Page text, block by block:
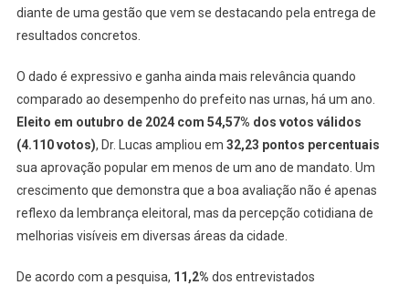
diante de uma gestão que vem se destacando pela entrega de
resultados concretos.
O dado é expressivo e ganha ainda mais relevância quando
comparado ao desempenho do prefeito nas urnas, há um ano.
Eleito em outubro de 2024 com 54,57% dos votos válidos
(4.110 votos), Dr. Lucas ampliou em 32,23 pontos percentuais
sua aprovação popular em menos de um ano de mandato. Um
crescimento que demonstra que a boa avaliação não é apenas
reflexo da lembrança eleitoral, mas da percepção cotidiana de
melhorias visíveis em diversas áreas da cidade.
De acordo com a pesquisa, 11,2% dos entrevistados